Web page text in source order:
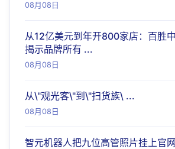
08月08日
从12亿美元到年开800家店：百胜
揭示品牌所有 ...
08月08日
从\"观光客\"到\"扫货族\ ...
08月08日
智元机器人把九位高管照片挂上官